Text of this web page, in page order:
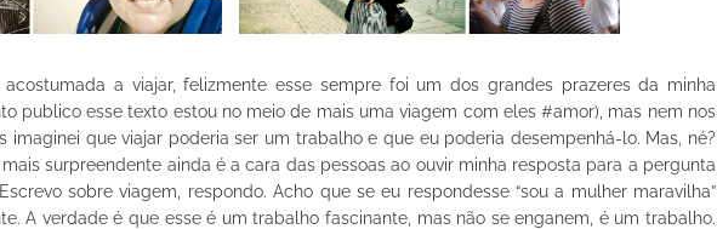
acostumada a viajar, felizmente esse sempre foi um dos grandes prazeres da minha
publico esse texto estou no meio de mais uma viagem com eles #amor), mas nem nos
imaginei que viajar poderia ser um trabalho e que eu poderia desempenhá-lo. Mas, né?
surpreendente ainda é a cara das pessoas ao ouvir minha resposta para a pergunta
sobre viagem, respondo. Acho que se eu respondesse “sou a mulher maravilha”
A verdade é que esse é um trabalho fascinante, mas não se enganem, é um trabalho.